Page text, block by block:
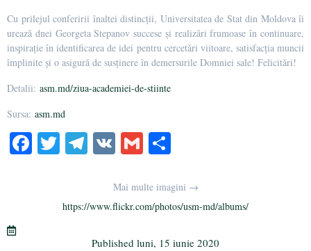
Cu prilejul conferirii înaltei distincții, Universitatea de Stat din Moldova îi
urează dnei Georgeta Stepanov succese și realizări frumoase în continuare,
inspirație în identificarea de idei pentru cercetări viitoare, satisfacția muncii
împlinite și o asigură de susținere în demersurile Domniei sale! Felicitări!
Detalii: asm.md/ziua-academiei-de-stiinte
Sursa: asm.md
Fa T
r
Te
a
m
V G
ailaj
ea
ză
Mai multe imagini →
https://www.flickr.com/photos/usm-md/albums/
Published luni, 15 iunie 2020